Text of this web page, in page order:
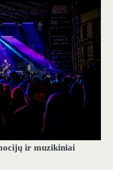
ir muzikiniai